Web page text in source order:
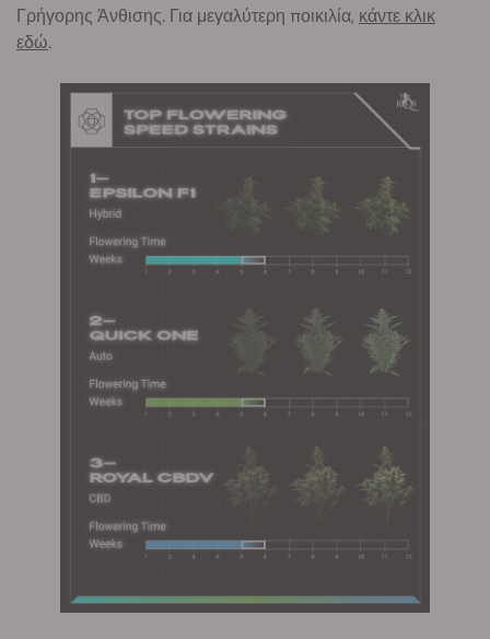
Γρήγορης Άνθισης. Για μεγαλύτερη ποικιλία, κάντε κλικ
εδώ.